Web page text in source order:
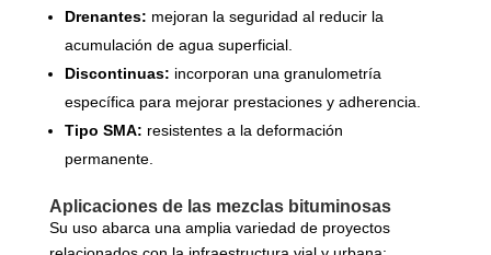
Drenantes: mejoran la seguridad al reducir la
acumulación de agua superficial.
Discontinuas: incorporan una granulometría
específica para mejorar prestaciones y adherencia.
Tipo SMA: resistentes a la deformación
permanente.
Aplicaciones de las mezclas bituminosas
Su uso abarca una amplia variedad de proyectos